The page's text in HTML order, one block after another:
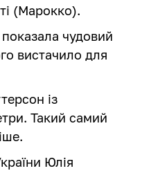
(Марокко).
чудовий
вистачило для
із
Такий самий
Юлія